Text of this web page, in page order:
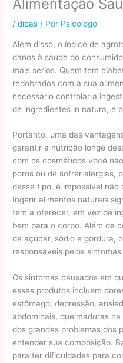
Alimentação
/dicas / Por Psicologo
Além disso, o índice de
danos à saúde do
mais sérios. Quem tem
redobrados com a sua
necessário controlar a
de ingredientes in natura, é
Portanto, uma das
garantir a nutrição longe
com os cosméticos você
poros ou de sofrer alergias,
desse tipo, é impossível
Ingerir alimentos naturais
tem a oferecer, em vez de
bem para o corpo. Além de
de açúcar, sódio e gordura,
responsáveis pelos
Os sintomas causados em
esses produtos incluem
estômago, depressão,
abdominais, queimaduras
dos grandes problemas dos
entender sua composição.
para ter dificuldades para